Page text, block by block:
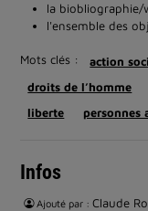
la biobliographie/
l'ensemble des
Mots clés : action
droits de l’homme
liberte
personnes
Infos
Ajouté par : Claude